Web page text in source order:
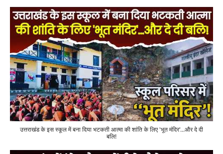
उत्तराखंड के इस स्कूल में बना दिया भटकती आत्मा की शांति के लिए 'भूत मंदिर'...और दे दी
बलि!